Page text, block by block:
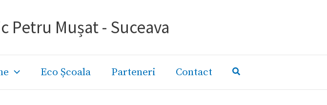
Petru Mușat - Suceava
Eco Școala Parteneri Contact